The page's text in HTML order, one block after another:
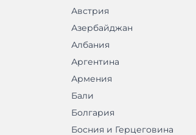
Австрия
Азербайджан
Албания
Аргентина
Армения
Бали
Болгария
Босния и Герцеговина